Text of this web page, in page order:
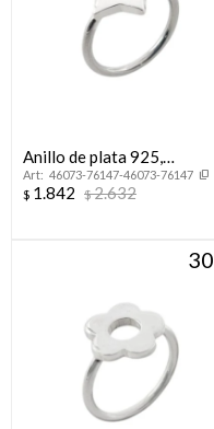
Anillo de plata 925,
ESTRELLA.
46073-76147-46073-76147
$ 1.842 $2.632
30